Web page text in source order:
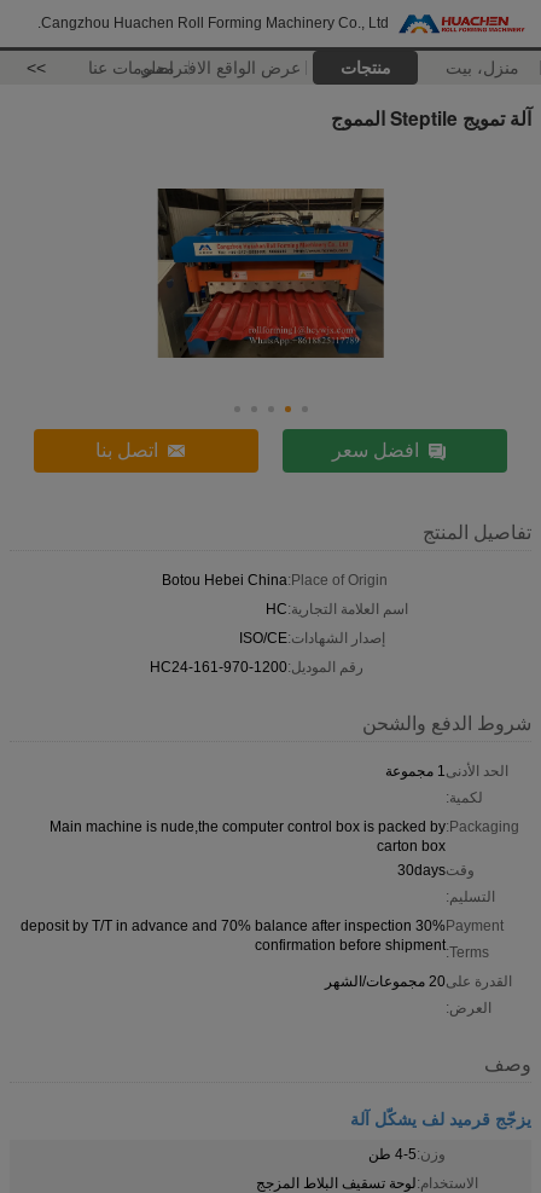
Cangzhou Huachen Roll Forming Machinery Co., Ltd.
منزل، بيت منتجات عرض الواقع الافتراضيمعلومات عنا >>
آلة تمويج Steptile المموج
افضل سعر اتصل بنا
تفاصيل المنتج
Place of Origin:
Botou Hebei China
اسم العلامة التجارية:HC
إصدار الشهادات:ISO/CE
رقم الموديل:HC24-161-970-1200
شروط الدفع والشحن
الحد الأدنى
لكمية:
1 مجموعة
Packaging:
Main machine is nude,the computer control box is packed by
carton box
وقت
التسليم:
30days
Payment
Terms:
30% deposit by T/T in advance and 70% balance after inspection
confirmation before shipment
القدرة على
العرض:
20 مجموعات/الشهر
وصف
يزجّج قرميد لف يشكّل آلة
وزن:4-5 طن
الاستخدام:لوحة تسقيف البلاط المزجج